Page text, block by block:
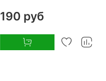
190 руб